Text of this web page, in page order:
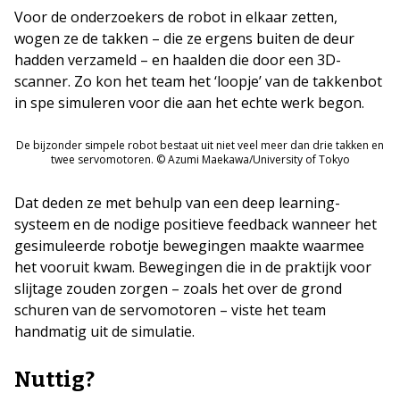
Voor de onderzoekers de robot in elkaar zetten,
wogen ze de takken – die ze ergens buiten de deur
hadden verzameld – en haalden die door een 3D-
scanner. Zo kon het team het ‘loopje’ van de takkenbot
in spe simuleren voor die aan het echte werk begon.
De bijzonder simpele robot bestaat uit niet veel meer dan drie takken en
twee servomotoren. © Azumi Maekawa/University of Tokyo
Dat deden ze met behulp van een deep learning-
systeem en de nodige positieve feedback wanneer het
gesimuleerde robotje bewegingen maakte waarmee
het vooruit kwam. Bewegingen die in de praktijk voor
slijtage zouden zorgen – zoals het over de grond
schuren van de servomotoren – viste het team
handmatig uit de simulatie.
Nuttig?